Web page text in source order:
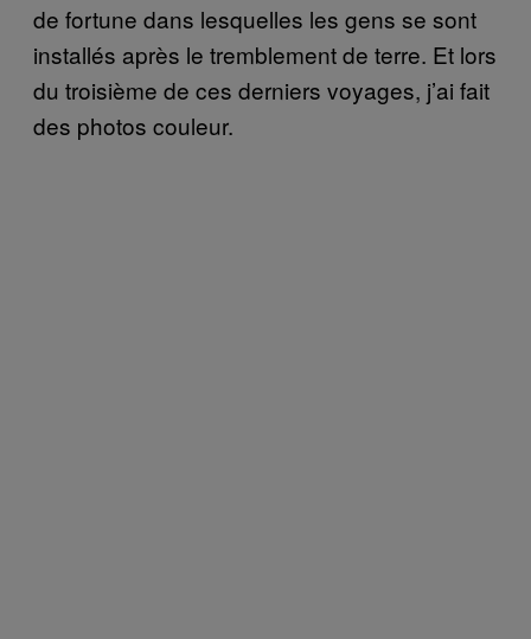
de fortune dans lesquelles les gens se sont
installés après le tremblement de terre. Et lors
du troisième de ces derniers voyages, j’ai fait
des photos couleur.